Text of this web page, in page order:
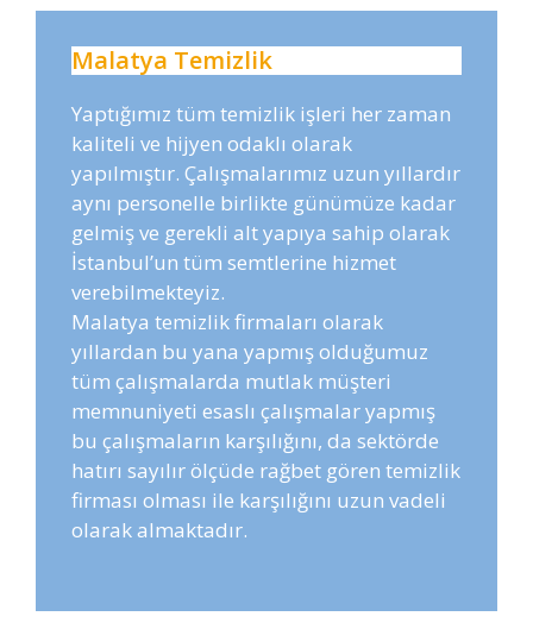
Malatya Temizlik
Yaptığımız tüm temizlik işleri her zaman
kaliteli ve hijyen odaklı olarak
yapılmıştır. Çalışmalarımız uzun yıllardır
aynı personelle birlikte günümüze kadar
gelmiş ve gerekli alt yapıya sahip olarak
İstanbul’un tüm semtlerine hizmet
verebilmekteyiz.
Malatya temizlik firmaları olarak
yıllardan bu yana yapmış olduğumuz
tüm çalışmalarda mutlak müşteri
memnuniyeti esaslı çalışmalar yapmış
bu çalışmaların karşılığını, da sektörde
hatırı sayılır ölçüde rağbet gören temizlik
firması olması ile karşılığını uzun vadeli
olarak almaktadır.